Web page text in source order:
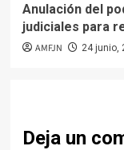
Anulación del
judiciales para
AMFJN 24 junio,
Deja un